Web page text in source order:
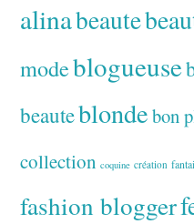
alinabeaute
modeblogueuse
beauteblondebon
collection coquine création
fashion blogger